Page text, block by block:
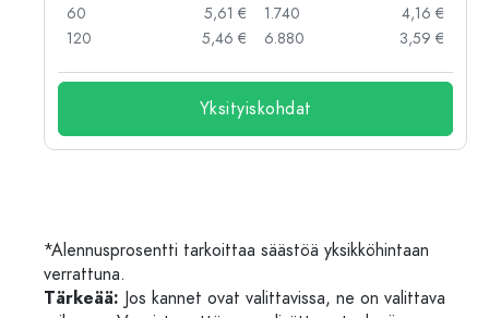
60
5,61 €
120
5,46 €
1.740
4,16 €
6.880
3,59 €
Yksityiskohdat
*Alennusprosentti tarkoittaa säästöä yksikköhintaan
verrattuna.
Tärkeää: Jos kannet ovat valittavissa, ne on valittava